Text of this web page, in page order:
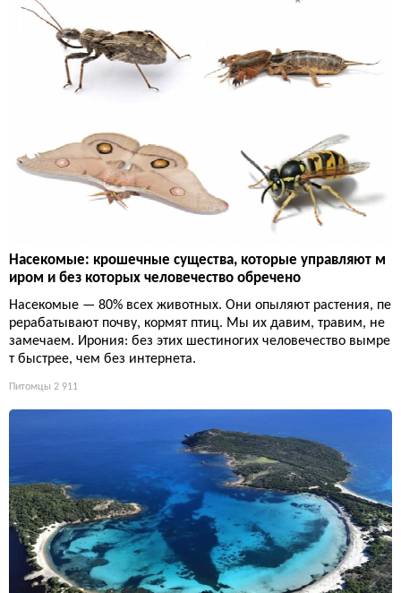
Насекомые: крошечные существа, которые управляют м
иром и без которых человечество обречено
Насекомые — 80% всех животных. Они опыляют растения, пе
рерабатывают почву, кормят птиц. Мы их давим, травим, не
замечаем. Ирония: без этих шестиногих человечество вымре
т быстрее, чем без интернета.
Питомцы 2 911